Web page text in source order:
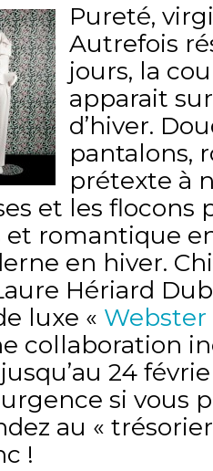
Pureté,
Autrefois
jours, la
apparait
d’hiver.
pantalons,
prétexte à
et les flocons
et romantique
en hiver.
Hériard
luxe «
collaboration
24
si vous
au «
!